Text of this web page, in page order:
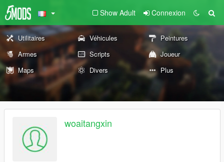
Show Adult Connexion
Utilitaires Véhicules
Peintures
Armes
Scripts
Joueur
Maps
Divers Plus
woaitangxin